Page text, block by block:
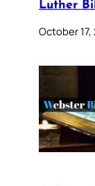
Luther
October 17,